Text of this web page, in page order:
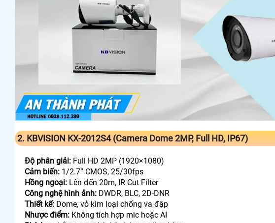
2. KBVISION KX‑2012S4 (Camera Dome 2MP, Full HD, IP67)
Độ phân giải: Full HD 2MP (1920×1080)
Cảm biến: 1/2.7” CMOS, 25/30fps
Hồng ngoại: Lên đến 20m, IR Cut Filter
Công nghệ hình ảnh: DWDR, BLC, 2D-DNR
Thiết kế: Dome, vỏ kim loại chống va đập
Nhược điểm: Không tích hợp mic hoặc AI